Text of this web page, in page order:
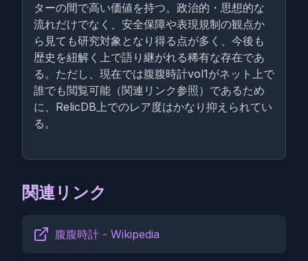
ターの間で高い価値を持つ。政治的・思想的な
流れだけでなく、安全保障や表現規制の観点か
ら見ても研究対象となり得る点が多く、今後も
歴史を紐解く上で語り継がれる稀有な存在であ
る。ただし、現在では腹腹時計vol1がネット上で
誰でも閲覧可能（関連リンク参照）であるため
に、RelicDB上でのレア度はかなり抑えられてい
る。
関連リンク
腹腹時計 - Wikipedia